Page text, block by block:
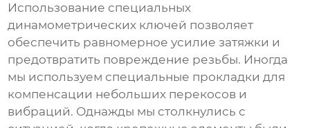
Использование специальных
динамометрических ключей позволяет
обеспечить равномерное усилие затяжки и
предотвратить повреждение резьбы. Иногда
мы используем специальные прокладки для
компенсации небольших перекосов и
вибраций. Однажды мы столкнулись с